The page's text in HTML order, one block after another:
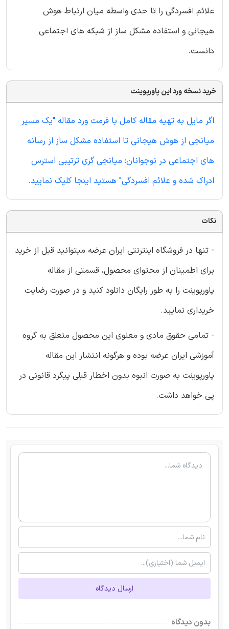
علائم افسردگی را تا حدی واسطه میان ارتباط هوش
هیجانی و استفاده مشکل ساز از شبکه های اجتماعی
دانست.
خرید نسخه ورد این پاورپوینت
اگر مایل به تهیه مقاله کامل با فرمت ورد مقاله "یک مسیر
میانجی از هوش هیجانی تا استفاده مشکل ساز از رسانه
های اجتماعی در نوجوانان: میانجی گری ترتیبی استرس
ادراک شده و علائم افسردگی" هستید اینجا کلیک نمایید.
نکات
- تنها در فروشگاه اینترنتی ایران عرضه میتوانید قبل از خرید
برای اطمینان از محتوای محصول، قسمتی از مقاله
پاورپوینت را به طور رایگان دانلود کنید و در صورت رضایت
خریداری نمایید.
- تمامی حقوق مادی و معنوی این محصول متعلق به گروه
آموزشی ایران عرضه بوده و هرگونه انتشار این مقاله
پاورپوینت به صورت انبوه بدون اخطار قبلی پیگرد قانونی در
پی خواهد داشت.
ارسال دیدگاه
بدون دیدگاه